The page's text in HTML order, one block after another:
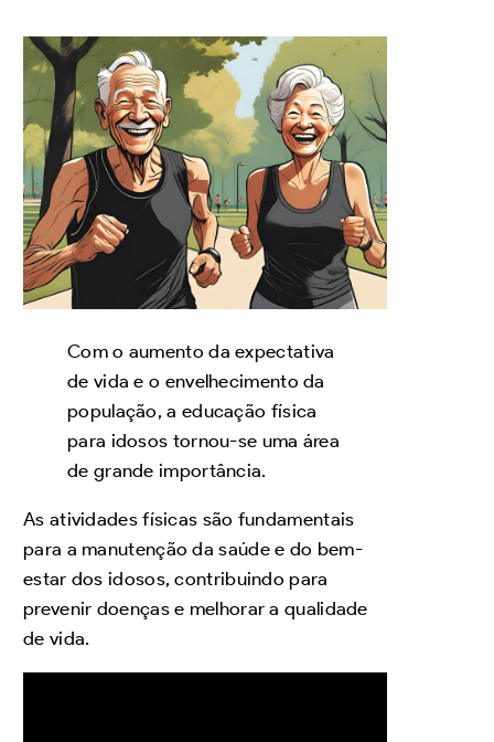
Com o aumento da expectativa
de vida e o envelhecimento da
população, a educação física
para idosos tornou-se uma área
de grande importância.
As atividades físicas são fundamentais
para a manutenção da saúde e do bem-
estar dos idosos, contribuindo para
prevenir doenças e melhorar a qualidade
de vida.